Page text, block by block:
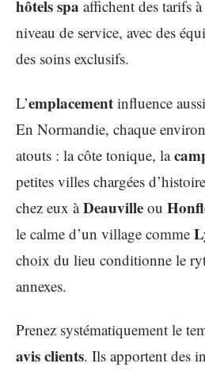
hôtels spa affichent des tarifs
niveau de service, avec des
des soins exclusifs.
L’emplacement influence
En Normandie, chaque
atouts : la côte tonique, la
petites villes chargées
chez eux àDeauville ou
le calme d’un village comme
choix du lieu conditionne le
annexes.
Prenez systématiquement le
avis clients. Ils apportent des